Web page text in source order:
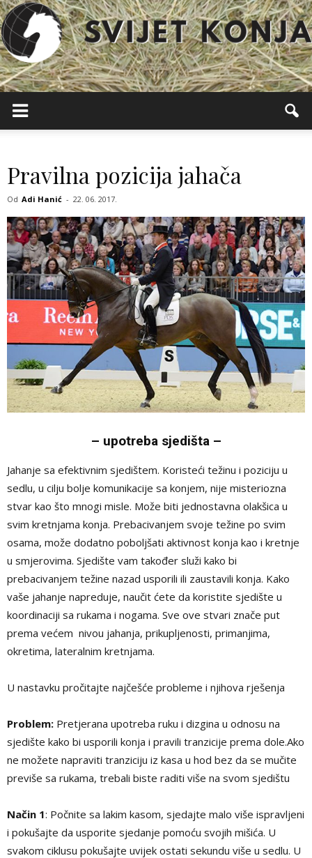
Svijet
Pravilna pozicija jahača
Od Adi Hanić - 22. 06. 2017.
– upotreba sjedišta –
Jahanje sa efektivnim sjedištem. Koristeći težinu i poziciju u
sedlu, u cilju bolje komunikacije sa konjem, nije misteriozna
stvar kao što mnogi misle. Može biti jednostavna olakšica u
svim kretnjama konja. Prebacivanjem svoje težine po svim
osama, može dodatno poboljšati aktivnost konja kao i kretnje
u smjerovima. Sjedište vam također služi kako bi
prebacivanjem težine nazad usporili ili zaustavili konja. Kako
vaše jahanje napreduje, naučit ćete da koristite sjedište u
koordinaciji sa rukama i nogama. Sve ove stvari znače put
prema većem nivou jahanja, prikupljenosti, primanjima,
okretima, lateralnim kretnjama.
U nastavku pročitajte najčešće probleme i njihova rješenja
Problem: Pretjerana upotreba ruku i dizgina u odnosu na
sjedište kako bi usporili konja i pravili tranzicije prema dole.Ako
ne možete napraviti tranziciju iz kasa u hod bez da se mučite
previše sa rukama, trebali biste raditi više na svom sjedištu
Način 1: Počnite sa lakim kasom, sjedajte malo više ispravljeni
i pokušajte da usporite sjedanje pomoću svojih mišića. U
svakom ciklusu pokušajte uvijek ostati sekundu više u sedlu. U